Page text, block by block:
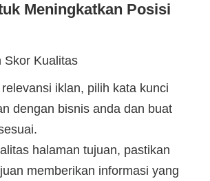
Meningkatkan Posisi
Skor Kualitas
iklan, pilih kata kunci
dengan bisnis anda dan buat
halaman tujuan, pastikan
memberikan informasi yang